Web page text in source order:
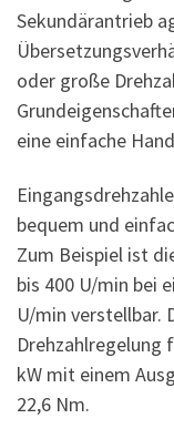
Sekundärantrieb
oder große
eine einfache
bequem und
Zum Beispiel ist
bis 400 U/min bei
U/min verstellbar.
Drehzahlregelung
kW mit einem
22,6 Nm.